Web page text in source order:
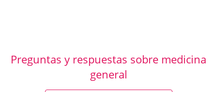
Preguntas y respuestas sobre medicina
general